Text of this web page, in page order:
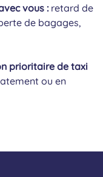
vous :retard de
de bagages,
prioritaire de taxi
ou en